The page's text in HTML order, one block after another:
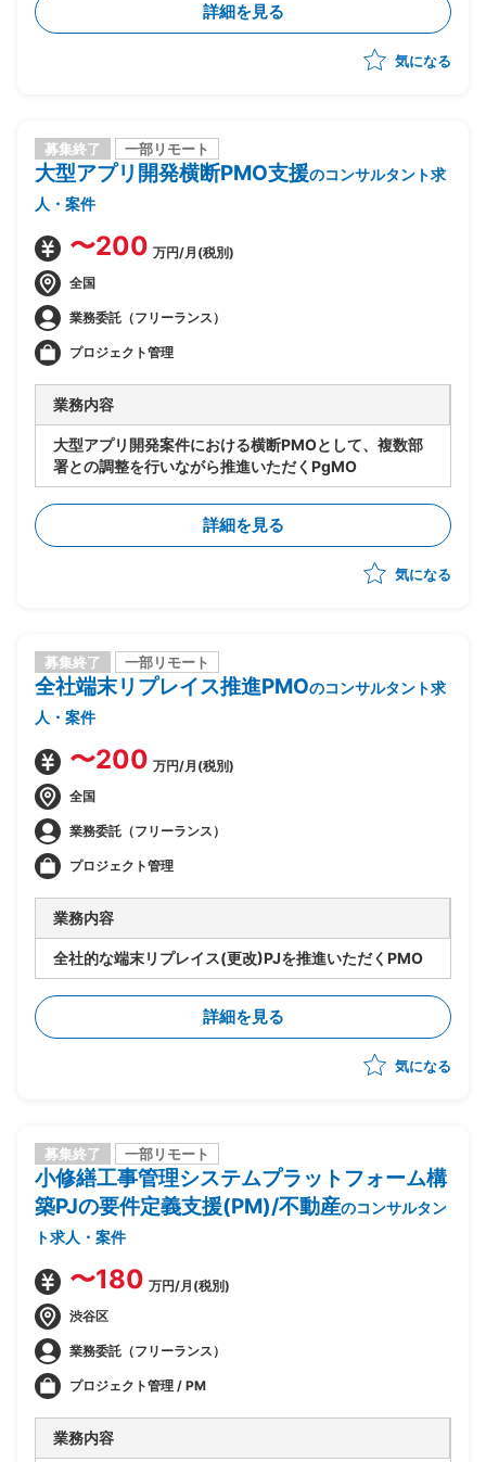
詳細を見る
気になる
募集終了 一部リモート
大型アプリ開発横断PMO支援のコンサルタント求
人・案件
〜200 万円/月(税別)
全国
業務委託（フリーランス）
プロジェクト管理
業務内容
大型アプリ開発案件における横断PMOとして、複数部
署との調整を行いながら推進いただくPgMO
詳細を見る
気になる
募集終了 一部リモート
全社端末リプレイス推進PMOのコンサルタント求
人・案件
〜200 万円/月(税別)
全国
業務委託（フリーランス）
プロジェクト管理
業務内容
全社的な端末リプレイス(更改)PJを推進いただくPMO
詳細を見る
気になる
募集終了 一部リモート
小修繕工事管理システムプラットフォーム構
築PJの要件定義支援(PM)/不動産のコンサルタン
ト求人・案件
〜180 万円/月(税別)
渋谷区
業務委託（フリーランス）
プロジェクト管理 / PM
業務内容